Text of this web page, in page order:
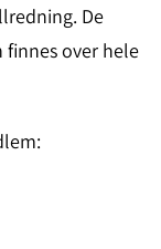
De
finnes over hele